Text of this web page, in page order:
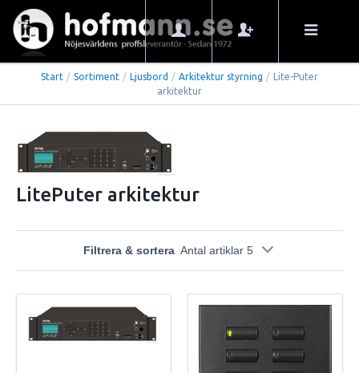
Start / Sortiment / Ljusbord / Arkitektur styrning /
Lite-Puter
arkitektur
LitePuter arkitektur
Filtrera & sortera Antal artiklar 5